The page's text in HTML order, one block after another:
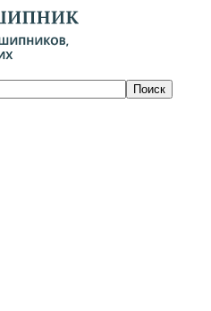
Поиск